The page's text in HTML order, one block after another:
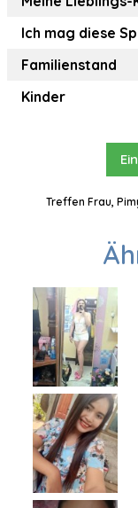
Ich mag diese
Familienstand
Kinder
Treffen Frau,